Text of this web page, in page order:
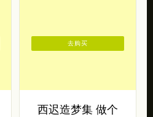
西迟造梦集 做个
去购买